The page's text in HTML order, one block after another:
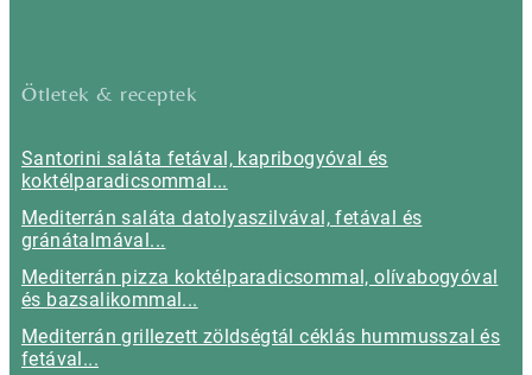
Ötletek & receptek
Santorini saláta fetával, kapribogyóval és
koktélparadicsommal...
Mediterrán saláta datolyaszilvával, fetával és
gránátalmával...
Mediterrán pizza koktélparadicsommal, olívabogyóval
és bazsalikommal...
Mediterrán grillezett zöldségtál céklás hummusszal és
fetával...